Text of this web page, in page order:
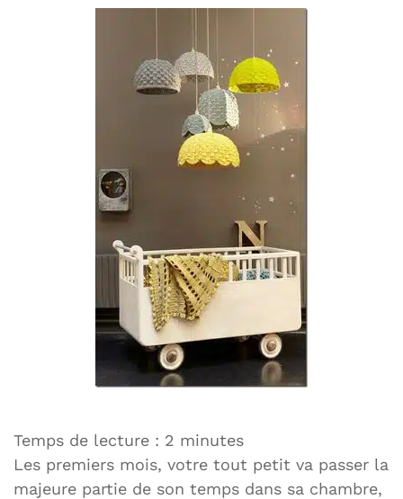
Temps de lecture : 2 minutes
Les premiers mois, votre tout petit va passer la
majeure partie de son temps dans sa chambre,